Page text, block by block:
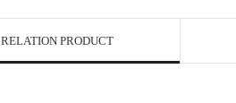
RELATION PRODUCT